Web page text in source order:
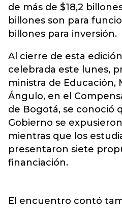
de más de $18,2
billones son para
billones para inversión.
Al cierre de esta
celebrada este lunes,
ministra de Educación,
Ángulo, en el
de Bogotá, se conoció
Gobierno se
mientras que los
presentaron siete
financiación.
El encuentro contó